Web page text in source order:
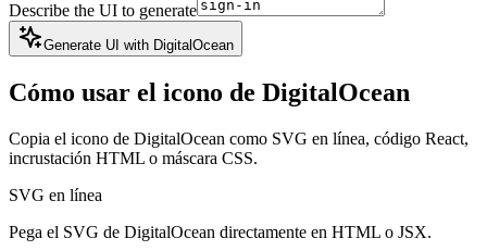
Describe the UI to generate
Generate UI with DigitalOcean
Cómo usar el icono de DigitalOcean
Copia el icono de DigitalOcean como SVG en línea, código React,
incrustación HTML o máscara CSS.
SVG en línea
Pega el SVG de DigitalOcean directamente en HTML o JSX.